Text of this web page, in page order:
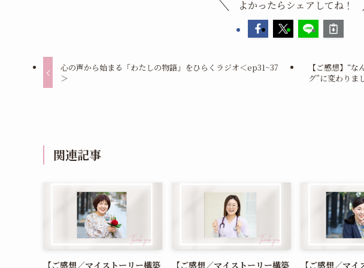
よかったらシェアしてね！
心の声から始まる「わたしの物語」をひらくラジオ＜ep31~37
＞
【ご感想】“
グ”に変わりま
関連記事
【ご感想／マイストーリー構築 【ご感想／マイストーリー構築 【ご感想／マ